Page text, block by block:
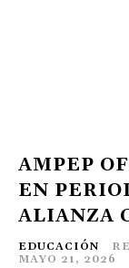
AMPEP
EN
ALIANZA
EDUCACIÓN
MAYO 21, 2026